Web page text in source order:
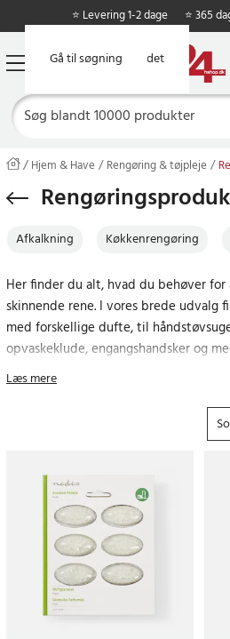
Gå til hovedindholdet
Gå til søgning
⭐ Levering 1-2 dage ⭐ 365
Hjem & Have Rengøring & tøjpleje
Afkalkning Køkkenrengøring
Her finder du alt, hvad du behøver
skinnende rene. I vores brede udvalg
med forskellige dufte, til
opvaskeklude, engangshandsker og
Når du handler på 24hshop.dk får du
åbent køb og hurtig levering med
Hvorfor betale mere end
Læs mere